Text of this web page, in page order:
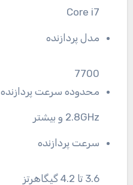
Core i7
مدل پردازنده
7700
محدوده سرعت پردازنده
2.8GHz و بیشتر
سرعت پردازنده
3.6 تا 4.2 گیگاهرتز